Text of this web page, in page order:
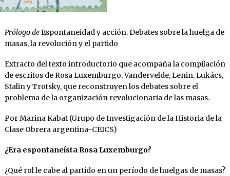
Prólogo deEspontaneidad y acción. Debates sobre la huelga de
masas, la revolución y el partido
Extracto del texto introductorio que acompaña la compilación
de escritos de Rosa Luxemburgo, Vandervelde, Lenin, Lukács,
Stalin y Trotsky, que reconstruyen los debates sobre el
problema de la organización revolucionaria de las masas.
Por Marina Kabat (Grupo de Investigación de la Historia de la
Clase Obrera argentina-CEICS)
¿Era espontaneísta Rosa Luxemburgo?
¿Qué rol le cabe al partido en un período de huelgas de masas?